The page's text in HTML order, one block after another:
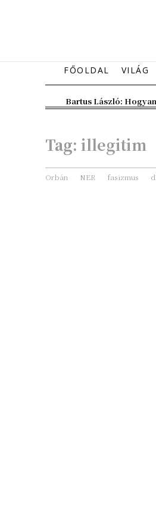
FŐOLDAL VILÁG
Bartus László:
Tag: illegitim
Orbán NER fasizmus